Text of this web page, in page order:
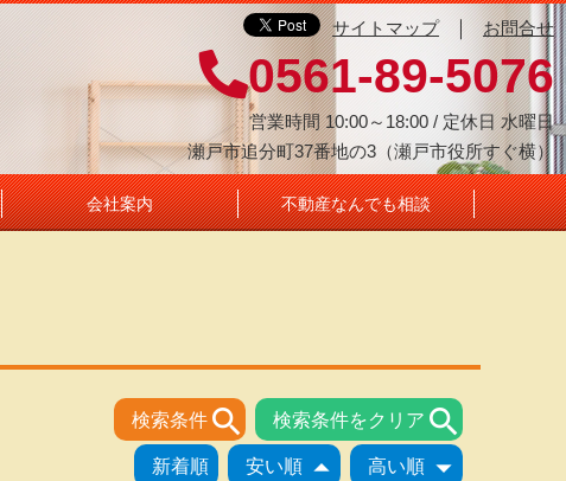
お問合せ
｜
サイトマップ
0561-89-5076
営業時間 10:00～18:00 / 定休日 水曜日
瀬戸市追分町37番地の3（瀬戸市役所すぐ横）
会社案内 不動産なんでも相談
検索条件  検索条件をクリア 
新着順 安い順  高い順 